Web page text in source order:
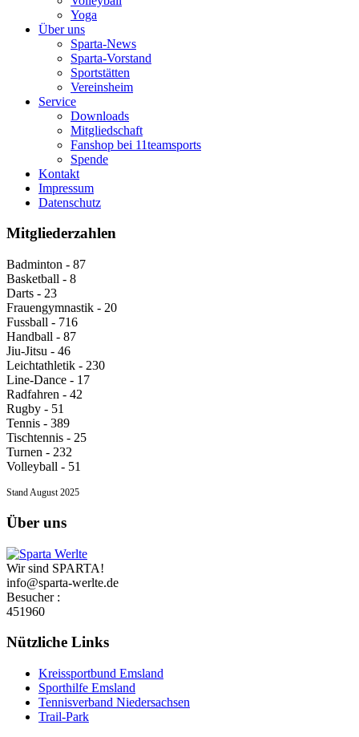
Yoga
Über uns
Sparta-News
Sparta-Vorstand
Sportstätten
Vereinsheim
Service
Downloads
Mitgliedschaft
Fanshop bei 11teamsports
Spende
Kontakt
Impressum
Datenschutz
Mitgliederzahlen
Badminton - 87
Basketball - 8
Darts - 23
Frauengymnastik - 20
Fussball - 716
Handball - 87
Jiu-Jitsu - 46
Leichtathletik - 230
Line-Dance - 17
Radfahren - 42
Rugby - 51
Tennis - 389
Tischtennis - 25
Turnen - 232
Volleyball - 51
Stand August 2025
Über uns
Wir sind SPARTA!
info@sparta-werlte.de
Besucher :
451960
Nützliche Links
Kreissportbund Emsland
Sporthilfe Emsland
Tennisverband Niedersachsen
Trail-Park